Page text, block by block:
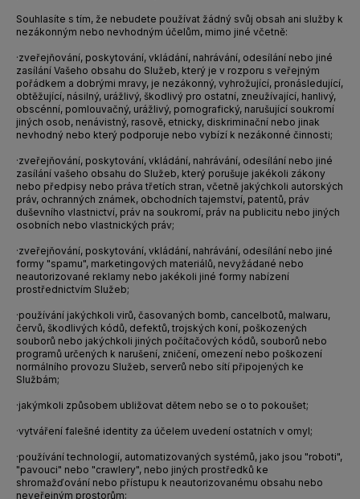
Souhlasíte s tím, že nebudete používat žádný svůj obsah ani služby k
nezákonným nebo nevhodným účelům, mimo jiné včetně:
·zveřejňování, poskytování, vkládání, nahrávání, odesílání nebo jiné
zasílání Vašeho obsahu do Služeb, který je v rozporu s veřejným
pořádkem a dobrými mravy, je nezákonný, vyhrožující, pronásledující,
obtěžující, násilný, urážlivý, škodlivý pro ostatní, zneužívající, hanlivý,
obscénní, pomlouvačný, urážlivý, pornografický, narušující soukromí
jiných osob, nenávistný, rasově, etnicky, diskriminační nebo jinak
nevhodný nebo který podporuje nebo vybízí k nezákonné činnosti;
·zveřejňování, poskytování, vkládání, nahrávání, odesílání nebo jiné
zasílání vašeho obsahu do Služeb, který porušuje jakékoli zákony
nebo předpisy nebo práva třetích stran, včetně jakýchkoli autorských
práv, ochranných známek, obchodních tajemství, patentů, práv
duševního vlastnictví, práv na soukromí, práv na publicitu nebo jiných
osobních nebo vlastnických práv;
·zveřejňování, poskytování, vkládání, nahrávání, odesílání nebo jiné
formy "spamu", marketingových materiálů, nevyžádané nebo
neautorizované reklamy nebo jakékoli jiné formy nabízení
prostřednictvím Služeb;
·používání jakýchkoli virů, časovaných bomb, cancelbotů, malwaru,
červů, škodlivých kódů, defektů, trojských koní, poškozených
souborů nebo jakýchkoli jiných počítačových kódů, souborů nebo
programů určených k narušení, zničení, omezení nebo poškození
normálního provozu Služeb, serverů nebo sítí připojených ke
Službám;
·jakýmkoli způsobem ubližovat dětem nebo se o to pokoušet;
·vytváření falešné identity za účelem uvedení ostatních v omyl;
·používání technologií, automatizovaných systémů, jako jsou "roboti",
"pavouci" nebo "crawlery", nebo jiných prostředků ke
shromažďování nebo přístupu k neautorizovanému obsahu nebo
neveřejným prostorům;